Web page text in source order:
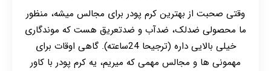
وقتی صحبت از بهترین کرم پودر برای مجالس میشه، منظور
ما محصولی ضدلک، ضدآب و ضدتعریق هست که موندگاری
خیلی بالایی داره (ترجیحا 24ساعته). گاهی اوقات برای
مهمونی ها و مجالس مهمی که میریم، یه کرم پودر با کاور